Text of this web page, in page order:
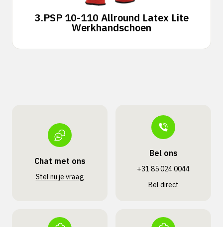
3.PSP 10-110 Allround Latex Lite
Werkhandschoen
Chat met ons
Stel nu je vraag
Bel ons
+31 85 024 0044
Bel direct